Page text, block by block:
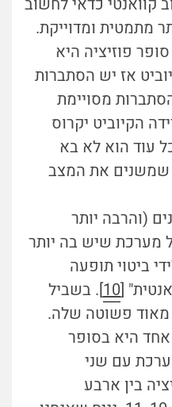
מתמטית ומדוייקת.
פוזיציה היא
אז יש הסתברות
מסויימת
הקיוביט יקרוס
עוד הוא לא בא
שמשנים את המצב
(והרבה יותר
מערכת שיש בה יותר
ביטוי תופעה
[
10]. בשביל
מאוד פשוטה שלה.
היא בסופר
עם שני
בין ארבע